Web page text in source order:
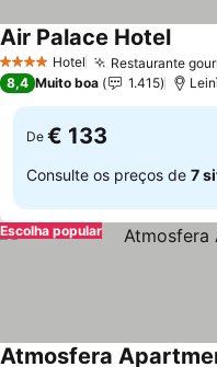
4 EstrelasHotel Restaurante
Air Palace HotelVer
8,4 Muito boa 1.415
De € 133
Consulte os preços de 7
Escolha popular
Atmosfera